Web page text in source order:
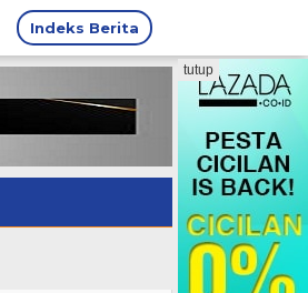
Indeks Berita
tutup